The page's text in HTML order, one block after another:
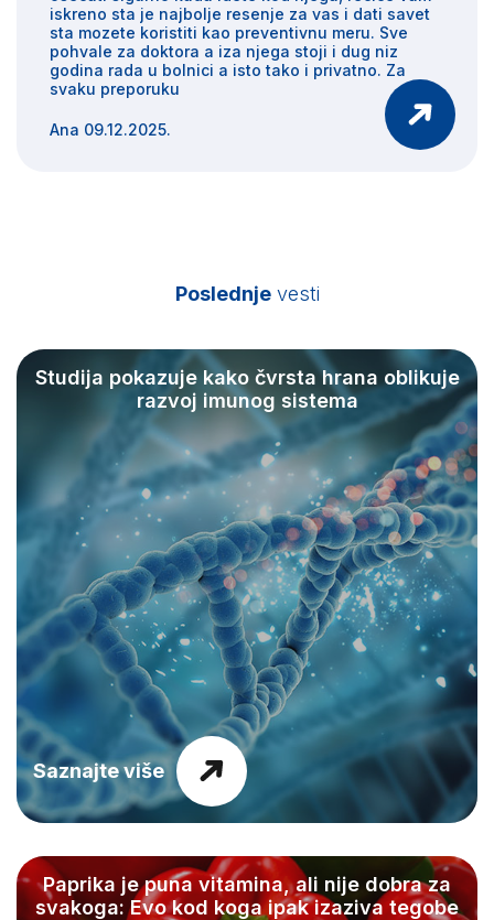
iskreno sta je najbolje resenje za vas i dati savet
sta mozete koristiti kao preventivnu meru. Sve
pohvale za doktora a iza njega stoji i dug niz
godina rada u bolnici a isto tako i privatno. Za
svaku preporuku
Ana 09.12.2025.
Poslednjevesti
Studija pokazuje kako čvrsta hrana oblikuje
razvoj imunog sistema
Saznajte više
Paprika je puna vitamina, ali nije dobra za
svakoga: Evo kod koga ipak izaziva tegobe